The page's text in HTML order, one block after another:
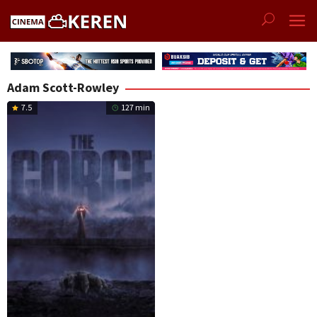
Adam Scott-Rowley
7.5 127 min